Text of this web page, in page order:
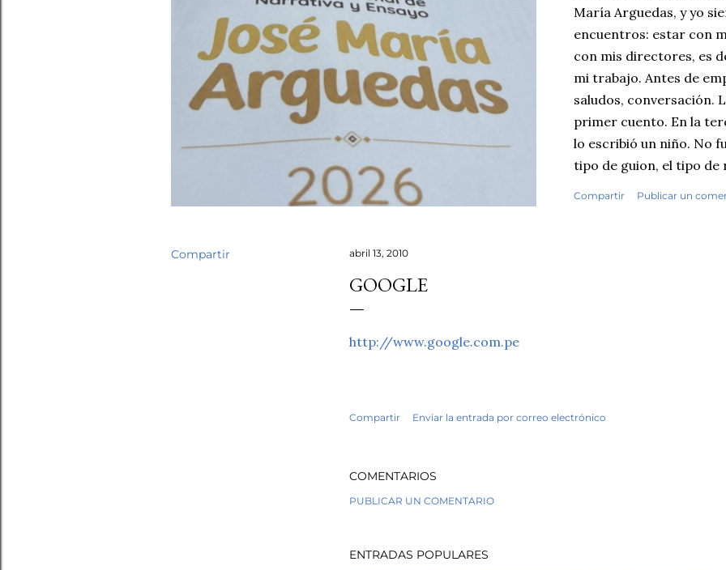
María Arguedas, y yo
encuentros: estar con
con mis directores, es
mi trabajo. Antes de
saludos, conversación.
primer cuento. En la
lo escribió un niño. No
tipo de guion, el tipo de
Compartir Publicar un
Compartir abril 13, 2010
GOOGLE
http://www.google.com.pe
Compartir Enviar la entrada por correo electrónico
COMENTARIOS
PUBLICAR UN COMENTARIO
ENTRADAS POPULARES